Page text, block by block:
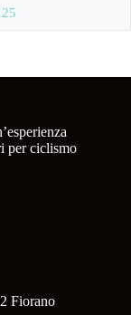
per ciclismo
Fiorano